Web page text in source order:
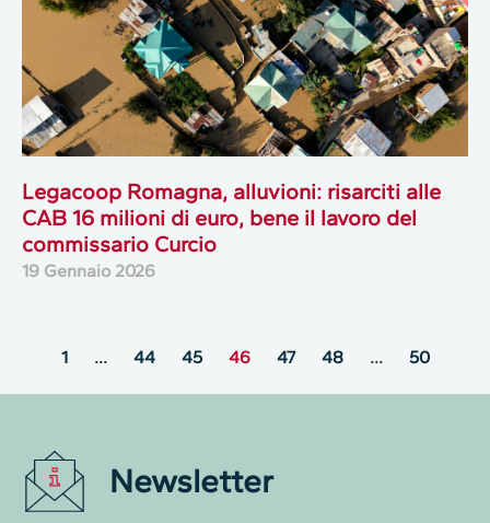
Legacoop Romagna, alluvioni: risarciti alle
CAB 16 milioni di euro, bene il lavoro del
commissario Curcio
19 Gennaio 2026
1 … 44 45 46 47 48 … 50
Newsletter